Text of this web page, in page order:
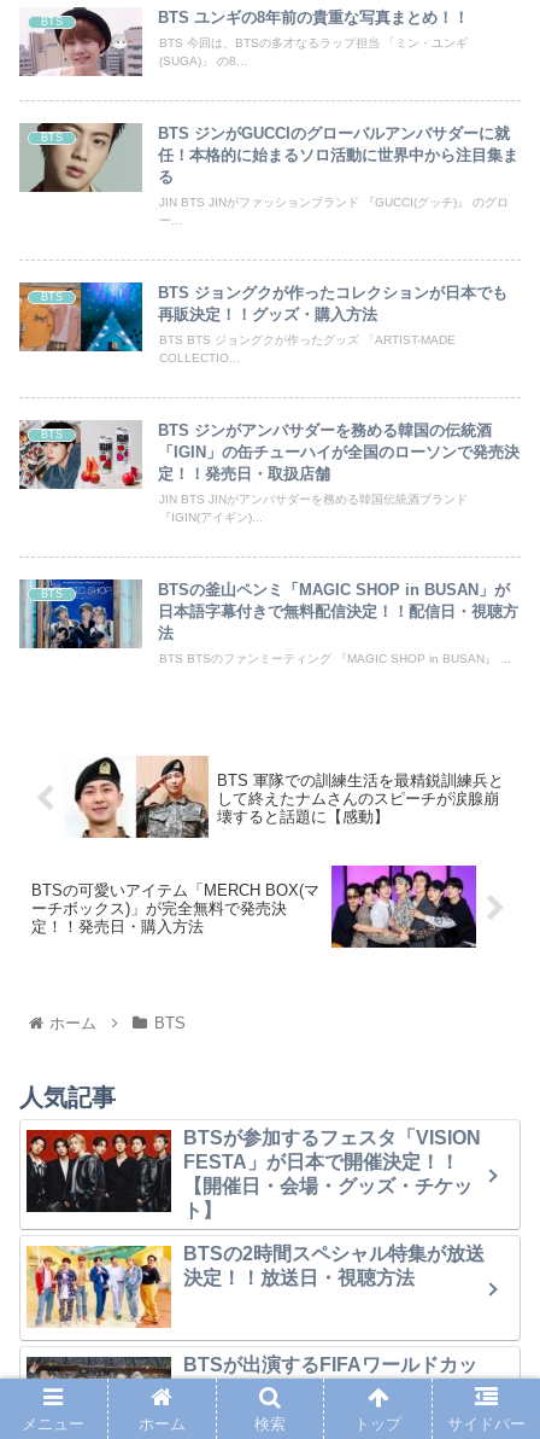
BTS BTS ユンギの8年前の貴重な写真まとめ！！
BTS 今回は、BTSの多才なるラップ担当 「ミン・ユンギ
(SUGA)」 の8...
BTS
BTS ジンがGUCCIのグローバルアンバサダーに就
任！本格的に始まるソロ活動に世界中から注目集ま
る
JIN BTS JINがファッションブランド 『GUCCI(グッチ)』 のグロ
ー...
BTS
BTS ジョングクが作ったコレクションが日本でも
再販決定！！グッズ・購入方法
BTS BTS ジョングクが作ったグッズ 「ARTIST-MADE
COLLECTIO...
BTS
BTS ジンがアンバサダーを務める韓国の伝統酒
「IGIN」の缶チューハイが全国のローソンで発売決
定！！発売日・取扱店舗
JIN BTS JINがアンバサダーを務める韓国伝統酒ブランド
『IGIN(アイギン)...
BTS
BTSの釜山ペンミ「MAGIC SHOP in BUSAN」が
日本語字幕付きで無料配信決定！！配信日・視聴方
法
BTS BTSのファンミーティング 『MAGIC SHOP in BUSAN』 ...
BTS 軍隊での訓練生活を最精鋭訓練兵と
して終えたナムさんのスピーチが涙腺崩
壊すると話題に【感動】
BTSの可愛いアイテム「MERCH BOX(マ
ーチボックス)」が完全無料で発売決
定！！発売日・購入方法
ホーム BTS
人気記事
BTSが参加するフェスタ「VISION
FESTA」が日本で開催決定！！
【開催日・会場・グッズ・チケッ
ト】
BTSの2時間スペシャル特集が放送
決定！！放送日・視聴方法
BTSが出演するFIFAワールドカッ
プ2026決勝のハーフタイムショー
が無料で生中継決定！！開催日・
メニュー ホーム 検索 トップ サイドバー